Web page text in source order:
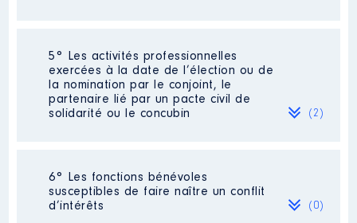
Employeur
: Centre hospitalier
Côte Basque │ De : 01/2015 à
12/2016
Rémunération ou gratification
:
2015 12062 €
Net
2016
Lasai │ De : 04/2014 à 12/2017
Rémunération ou gratification
:
2014 0 €
Net
2015
0 €
Net
2016
Néant
5° Les activités professionnelles
exercées à la date de l’élection ou de
la nomination par le conjoint, le
partenaire lié par un pacte civil de
solidarité ou le concubin
(2)
Activité professionnelle
agricole
Employeur
6° Les fonctions bénévoles
susceptibles de faire naître un conflit
d’intérêts
(0)